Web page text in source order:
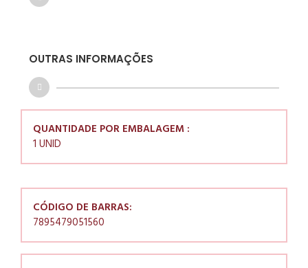
OUTRAS INFORMAÇÕES
QUANTIDADE POR EMBALAGEM :
1 UNID
CÓDIGO DE BARRAS:
7895479051560